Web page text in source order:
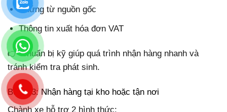
Chứng từ nguồn gốc
Thông tin xuất hóa đơn VAT
👉 Chuẩn bị kỹ giúp quá trình nhận hàng nhanh và
tránh kiểm tra phát sinh.
Bước 3: Nhận hàng tại kho hoặc tận nơi
Chành xe hỗ trợ 2 hình thức: